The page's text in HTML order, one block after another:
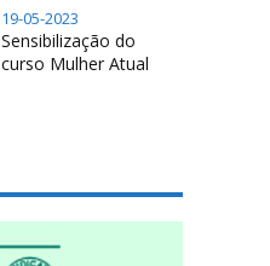
19-05-2023
Sensibilização do
curso Mulher Atual